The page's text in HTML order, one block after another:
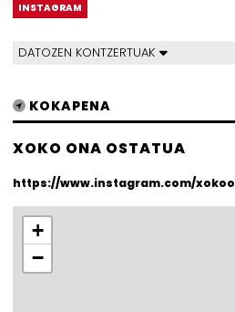
INSTAGRAM
DATOZEN KONTZERTUAK
KOKAPENA
XOKO ONA OSTATUA
https://www.instagram.com/
+
−